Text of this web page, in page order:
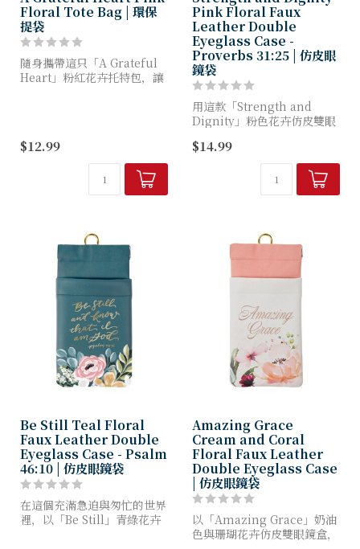
Floral Tote Bag | 環保
提袋
隨身攜帶這只「A Grateful
Heart」粉紅花卉托特包，讓
淡粉色圓點...
$12.99
Pink Floral Faux
Leather Double
Eyeglass Case -
Proverbs 31:25 | 仿皮眼
鏡袋
用這款「Strength and
Dignity」粉色花卉仿皮雙眼
戴與獨特。這款精美實用的眼
鏡盒不僅能保護她的眼鏡，每
次取用時更會溫暖...
$14.99
Be Still Teal Floral
Faux Leather Double
Eyeglass Case - Psalm
46:10 | 仿皮眼鏡袋
在這個充滿急迫與匆忙的世界
裡，以「Be Still」青綠花卉
Amazing Grace
Cream and Coral
Floral Faux Leather
Double Eyeglass Case
| 仿皮眼鏡袋
以「Amazing Grace」奶油
色與珊瑚花卉仿皮雙眼鏡盒，